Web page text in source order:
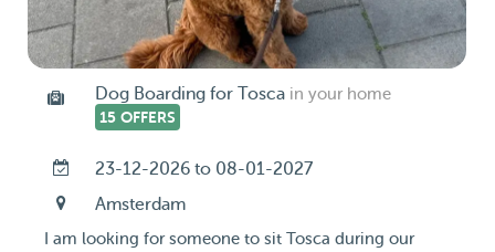
Dog Boarding for Tosca in your home
15 OFFERS
23-12-2026 to 08-01-2027
Amsterdam
I am looking for someone to sit Tosca during our